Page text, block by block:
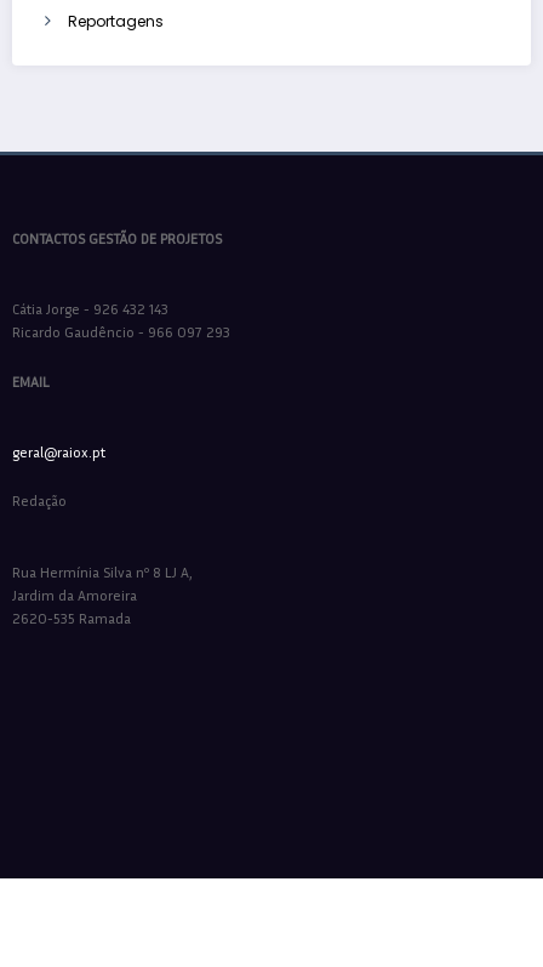
Reportagens
CONTACTOS GESTÃO DE PROJETOS
Cátia Jorge - 926 432 143
Ricardo Gaudêncio - 966 097 293
EMAIL
geral@raiox.pt
Redação
Rua Hermínia Silva nº 8 LJ A,
Jardim da Amoreira
2620-535 Ramada